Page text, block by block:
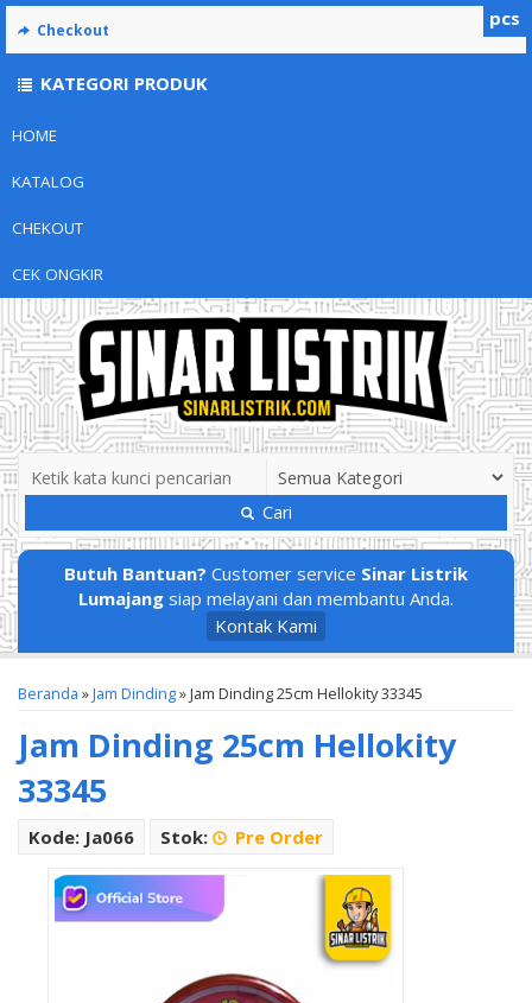
HOME
KATALOG
CHEKOUT
CEK ONGKIR
Cari
Butuh Bantuan? Customer service Sinar Listrik
Lumajang siap melayani dan membantu Anda.
Kontak Kami
Beranda »Jam Dinding»Jam Dinding 25cm Hellokity 33345
Jam Dinding 25cm Hellokity
33345
Kode: Ja066 Stok: Pre Order
pcs
Checkout
KATEGORI PRODUK